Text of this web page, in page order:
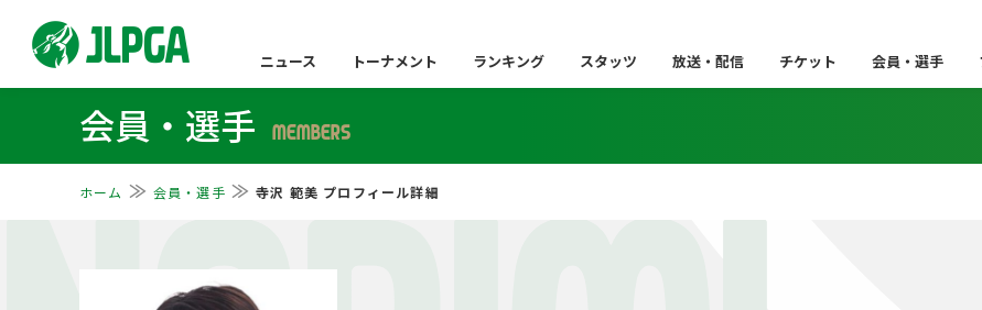
ニュース トーナメント ランキング スタッツ 放送・配信 チケット 会員・選手
会員・選手 MEMBERS
ホーム 会員・選手 寺沢 範美 プロフィール詳細